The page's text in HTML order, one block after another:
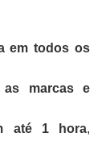
em todos os
as marcas e
até 1 hora,